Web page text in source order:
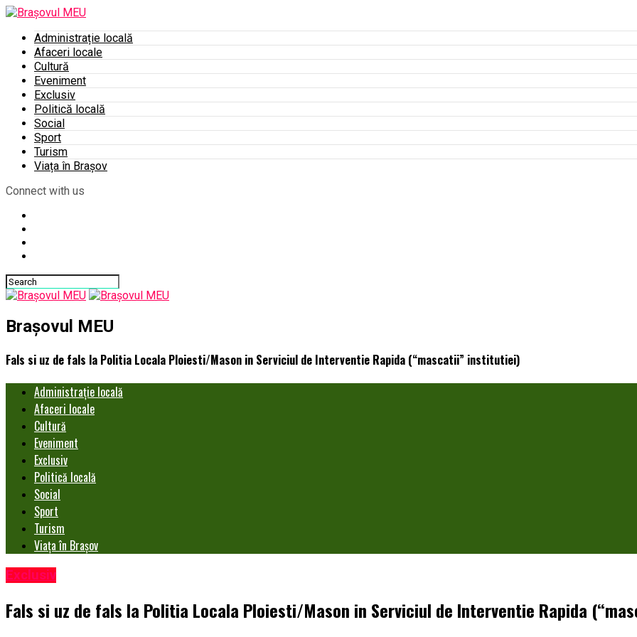
Administrație locală
Afaceri locale
Cultură
Eveniment
Exclusiv
Politică locală
Social
Sport
Turism
Viața în Brașov
Connect with us
Brașovul MEU
Fals si uz de fals la Politia Locala Ploiesti/Mason in Serviciul de Interventie Rapida (“mascatii” institutiei)
Administrație locală
Afaceri locale
Cultură
Eveniment
Exclusiv
Politică locală
Social
Sport
Turism
Viața în Brașov
Exclusiv
Fals si uz de fals la Politia Locala Ploiesti/Mason in Serviciul de Interventie Rapida